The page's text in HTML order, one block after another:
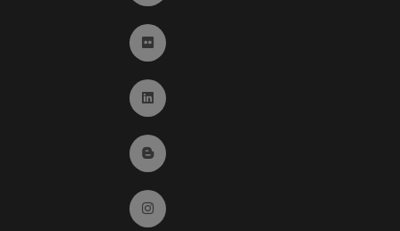
Ir a Flickr (abre en ventana nueva)
Ir a Linkedin (abre en ventana nueva)
Ir al Blog (abre en ventana nueva)
Ir a Instagram (abre en ventana nueva)